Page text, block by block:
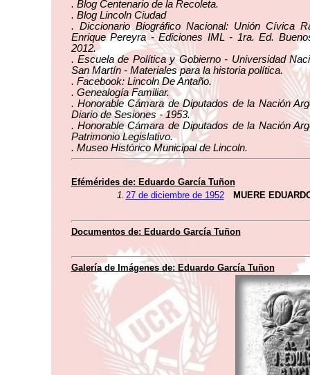
. Blog Centenario de la Recoleta.
. Blog Lincoln Ciudad
. Diccionario Biográfico Nacional: Unión Cívica
Enrique Pereyra - Ediciones IML - 1ra. Ed.
2012.
. Escuela de Política y Gobierno - Universidad
San Martín - Materiales para la historia política.
. Facebook: Lincoln De Antaño.
. Genealogía Familiar.
. Honorable Cámara de Diputados de la Nación
Diario de Sesiones - 1953.
. Honorable Cámara de Diputados de la Nación
Patrimonio Legislativo.
. Museo Histórico Municipal de Lincoln.
Efémérides de: Eduardo García Tuñon
1. 27 de diciembre de 1952 MUERE
Documentos de: Eduardo García Tuñon
Galería de Imágenes de: Eduardo García Tuñon